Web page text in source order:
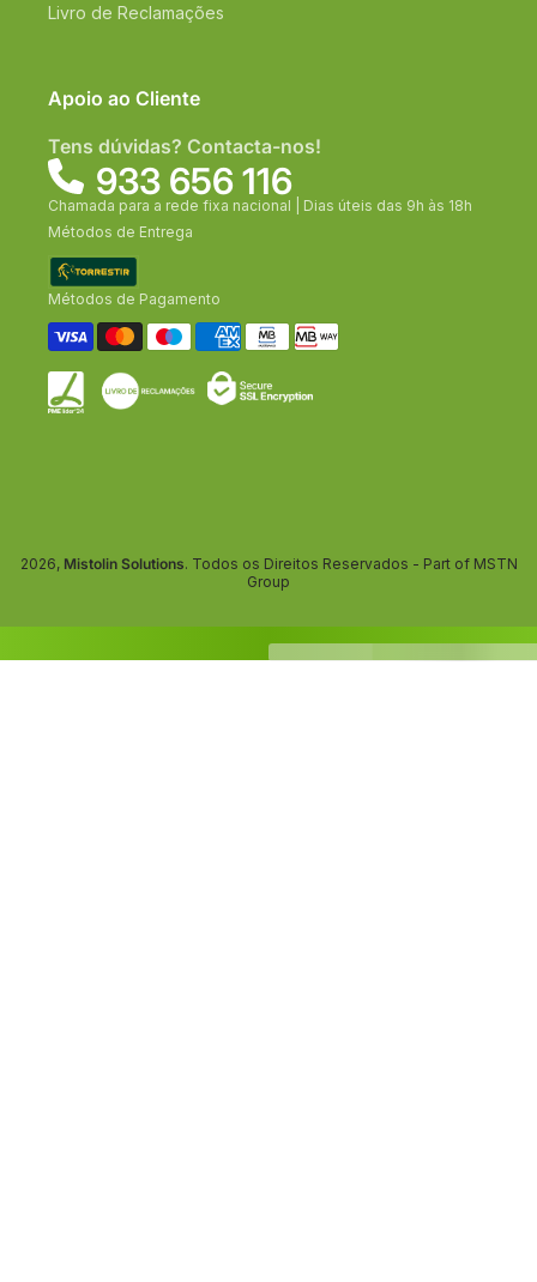
Livro de Reclamações
Apoio ao Cliente
Tens dúvidas? Contacta-nos!
933 656 116
Chamada para a rede fixa nacional | Dias úteis das 9h às 18h
Métodos de Entrega
Métodos de Pagamento
2026, Mistolin Solutions. Todos os Direitos Reservados - Part of MSTN
Group